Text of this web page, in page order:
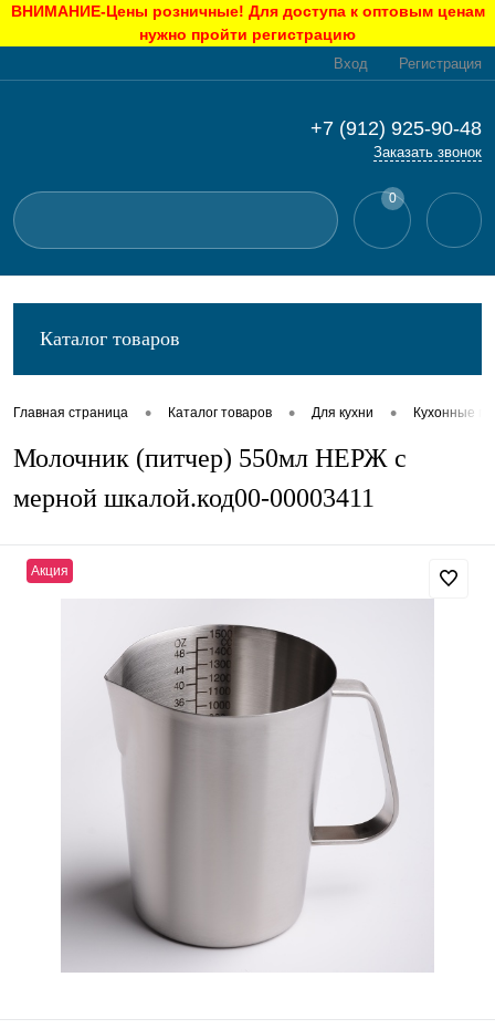
ВНИМАНИЕ-Цены розничные! Для доступа к оптовым ценам
нужно пройти регистрацию
Вход Регистрация
+7 (912) 925-90-48
Заказать звонок
0
Каталог товаров
Главная страница • Каталог товаров • Для кухни • Кухонные
Молочник (питчер) 550мл НЕРЖ с
мерной шкалой.код00-00003411
Акция